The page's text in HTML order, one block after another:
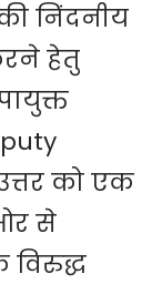
निंदनीय
हेतु
को एक
से
विरुद्ध